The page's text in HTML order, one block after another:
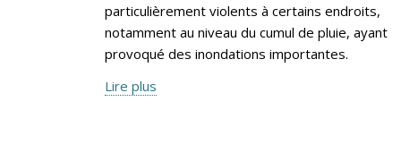
particulièrement violents à certains endroits,
notamment au niveau du cumul de pluie, ayant
provoqué des inondations importantes.
Lire plus